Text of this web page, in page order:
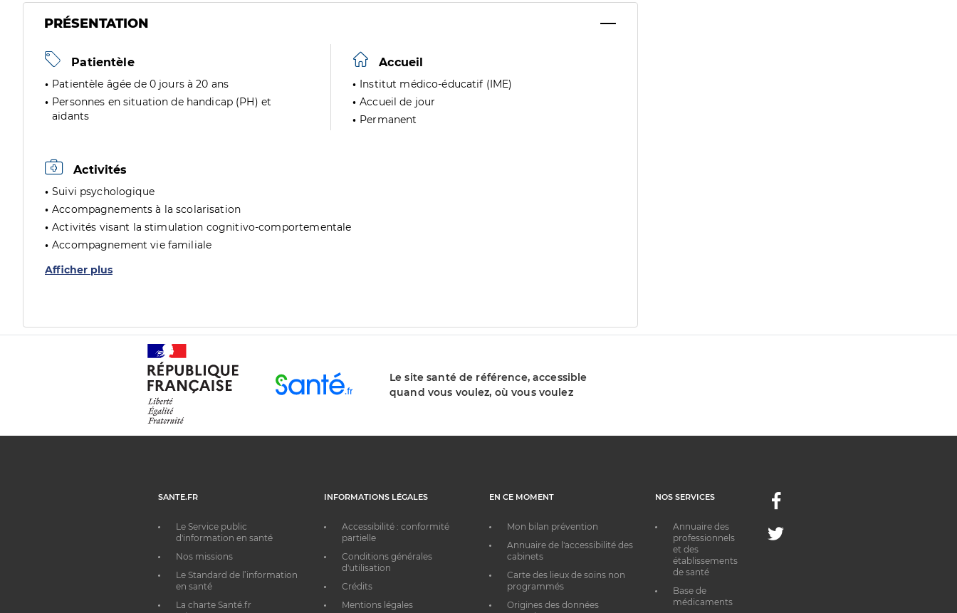
PRÉSENTATION
Patientèle
Patientèle âgée de 0 jours à 20 ans
Personnes en situation de handicap (PH) et
aidants
Accueil
Institut médico-éducatif (IME)
Accueil de jour
Permanent
Activités
Suivi psychologique
Accompagnements à la scolarisation
Activités visant la stimulation cognitivo-comportementale
Accompagnement vie familiale
Afficher plus
Le site santé de référence, accessible
quand vous voulez, où vous voulez
SANTE.FR
Le Service public
d'information en santé
Nos missions
Le Standard de l’information
en santé
La charte Santé.fr
INFORMATIONS LÉGALES
Accessibilité : conformité
partielle
Conditions générales
d'utilisation
Crédits
Mentions légales
EN CE MOMENT
Mon bilan prévention
Annuaire de l'accessibilité des
cabinets
Carte des lieux de soins non
programmés
Origines des données
NOS SERVICES
Annuaire des
professionnels
et des
établissements
de santé
Base de
médicaments
Facebook
Twitter